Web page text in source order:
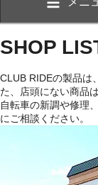
SHOP
CLUB RIDEの製品は
た、店頭にない商品
自転車の新調や修理
にご相談ください。